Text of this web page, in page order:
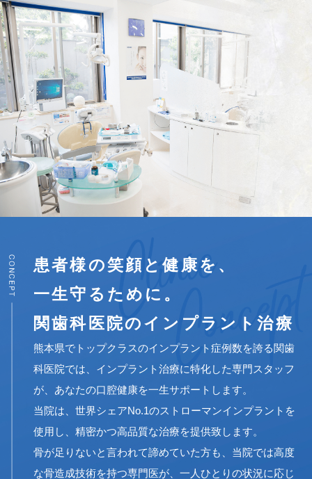
患者様の笑顔と健康を、
一生守るために。
関歯科医院のインプラント治療
熊本県でトップクラスのインプラント症例数を誇る関歯
科医院では、インプラント治療に特化した専門スタッフ
が、あなたの口腔健康を一生サポートします。
当院は、世界シェアNo.1のストローマンインプラントを
使用し、精密かつ高品質な治療を提供致します。
骨が足りないと言われて諦めていた方も、当院では高度
な骨造成技術を持つ専門医が、一人ひとりの状況に応じ